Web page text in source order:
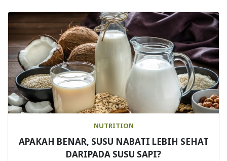
NUTRITION
APAKAH BENAR, SUSU NABATI LEBIH SEHAT
DARIPADA SUSU SAPI?